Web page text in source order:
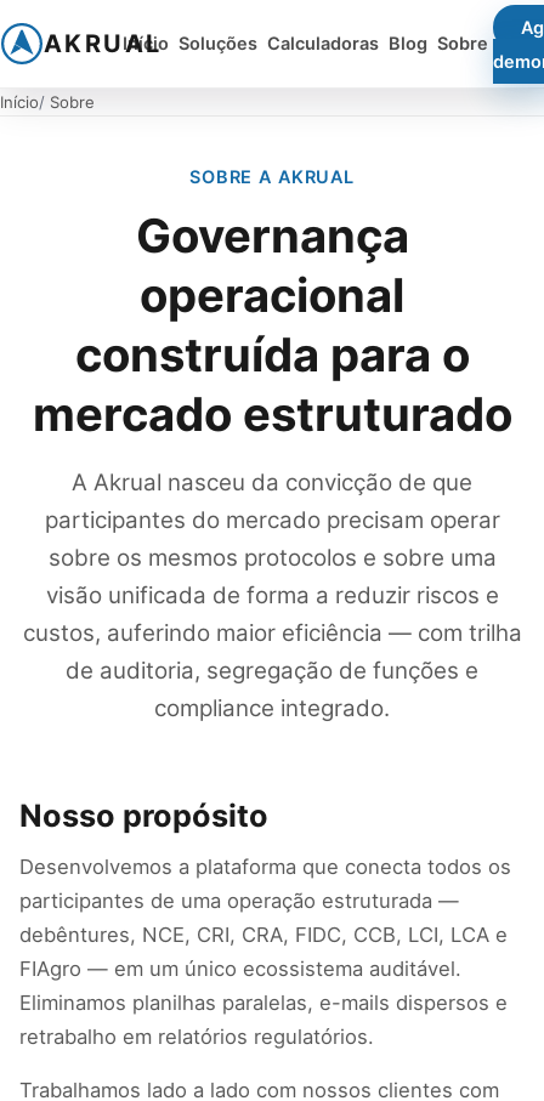
AKRUAL
Início Soluções Calculadoras Blog Sobre
Início Sobre
SOBRE A AKRUAL
Governança
operacional
construída para o
mercado estruturado
A Akrual nasceu da convicção de que
participantes do mercado precisam operar
sobre os mesmos protocolos e sobre uma
visão unificada de forma a reduzir riscos e
custos, auferindo maior eficiência — com trilha
de auditoria, segregação de funções e
compliance integrado.
Nosso propósito
Desenvolvemos a plataforma que conecta todos os
participantes de uma operação estruturada —
debêntures, NCE, CRI, CRA, FIDC, CCB, LCI, LCA e
FIAgro — em um único ecossistema auditável.
Eliminamos planilhas paralelas, e-mails dispersos e
retrabalho em relatórios regulatórios.
Trabalhamos lado a lado com nossos clientes com